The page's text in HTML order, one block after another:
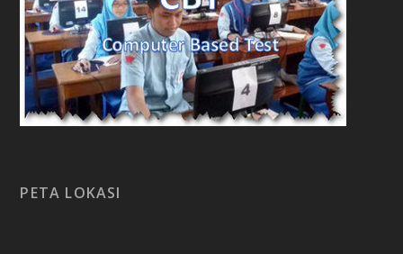
PETA LOKASI